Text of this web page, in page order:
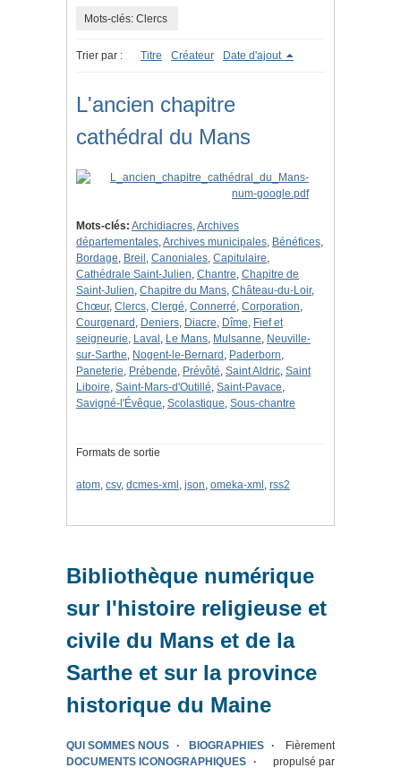
Mots-clés: Clercs
Trier par : Titre Créateur Date d'ajout
L'ancien chapitre
cathédral du Mans
Mots-clés: Archidiacres,Archives
départementales,Archives municipales, Bénéfices,
Bordage, Breil , Canoniales, Capitulaire,
Cathédrale Saint-Julien, Chantre, Chapitre de
Saint-Julien, Chapitre du Mans, Château-du-Loir,
Chœur, Clercs, Clergé, Connerré, Corporation,
Courgenard , Deniers, Diacre, Dîme, Fief et
seigneurie, Laval , Le Mans, Mulsanne, Neuville-
sur-Sarthe, Nogent-le-Bernard , Paderborn,
Paneterie, Prébende, Prévôté, Saint Aldric, Saint
Liboire, Saint-Mars-d'Outillé, Saint-Pavace,
Savigné-l'Évêque, Scolastique, Sous-chantre
Formats de sortie
atom, csv, dcmes-xml , json, omeka-xml , rss2
Bibliothèque numérique
sur l'histoire religieuse et
civile du Mans et de la
Sarthe et sur la province
historique du Maine
QUI SOMMES NOUS
BIOGRAPHIES
DOCUMENTS ICONOGRAPHIQUES
Fièrement
propulsé par